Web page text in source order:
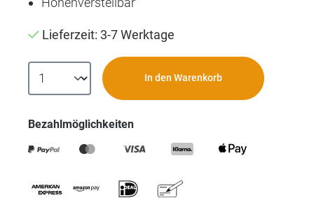
Lieferzeit: 3-7 Werktage
In den Warenkorb
Bezahlmöglichkeiten